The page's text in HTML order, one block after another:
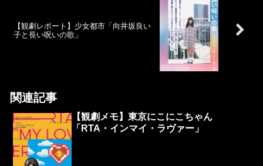
【観劇レポート】少女都市「向井坂良い
子と長い呪いの歌」
関連記事
【観劇メモ】東京にこにこちゃん
「RTA・インマイ・ラヴァー」